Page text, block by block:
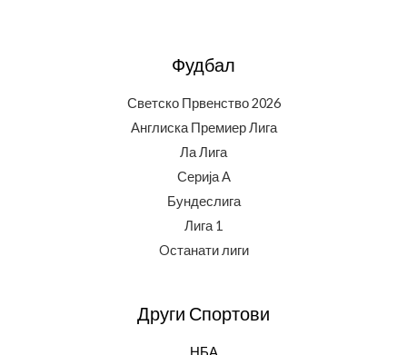
Фудбал
Светско Првенство 2026
Англиска Премиер Лига
Ла Лига
Серија А
Бундеслига
Лига 1
Oстанати лиги
Други Спортови
НБА